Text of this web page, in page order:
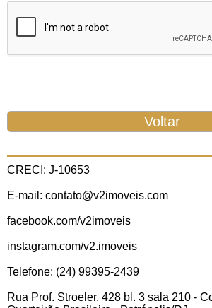
CRECI: J-10653
E-mail: contato@v2imoveis.com
facebook.com/v2imoveis
instagram.com/v2.imoveis
Telefone: (24) 99395-2439
Rua Prof. Stroeler, 428 bl. 3 sala 210 -